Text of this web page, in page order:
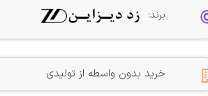
برند:
خرید بدون واسطه از تولیدی